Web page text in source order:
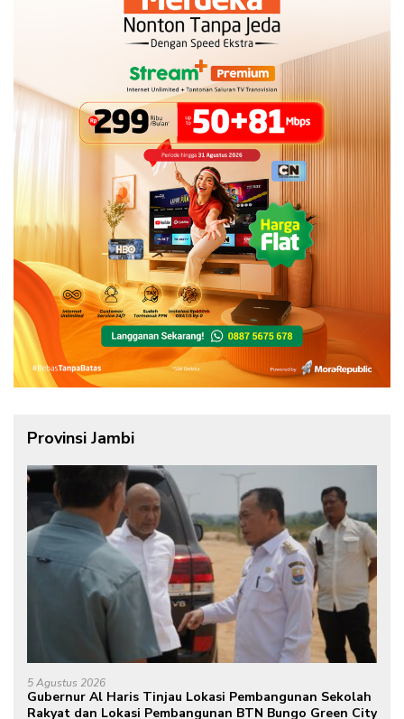
Provinsi Jambi
5 Agustus 2026
Gubernur Al Haris Tinjau Lokasi Pembangunan Sekolah
Rakyat dan Lokasi Pembangunan BTN Bungo Green City